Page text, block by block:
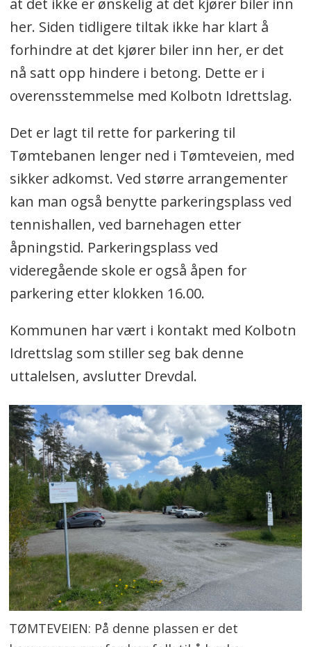
her. Siden tidligere tiltak ikke har klart å
forhindre at det kjører biler inn her, er det
nå satt opp hindere i betong. Dette er i
overensstemmelse med Kolbotn Idrettslag.
Det er lagt til rette for parkering til
Tømtebanen lenger ned i Tømteveien, med
sikker adkomst. Ved større arrangementer
kan man også benytte parkeringsplass ved
tennishallen, ved barnehagen etter
åpningstid. Parkeringsplass ved
videregående skole er også åpen for
parkering etter klokken 16.00.
Kommunen har vært i kontakt med Kolbotn
Idrettslag som stiller seg bak denne
uttalelsen, avslutter Drevdal.
TØMTEVEIEN: På denne plassen er det